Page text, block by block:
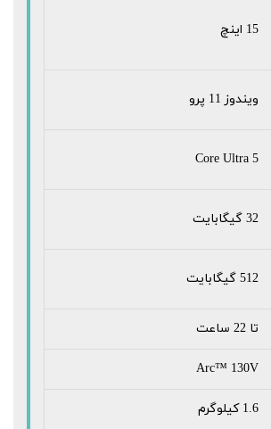
15 اینچ
ویندوز 11 پرو
Core Ultra 5
32 گیگابایت
512 گیگابایت
تا 22 ساعت
Arc™ 130V
1.6 کیلوگرم